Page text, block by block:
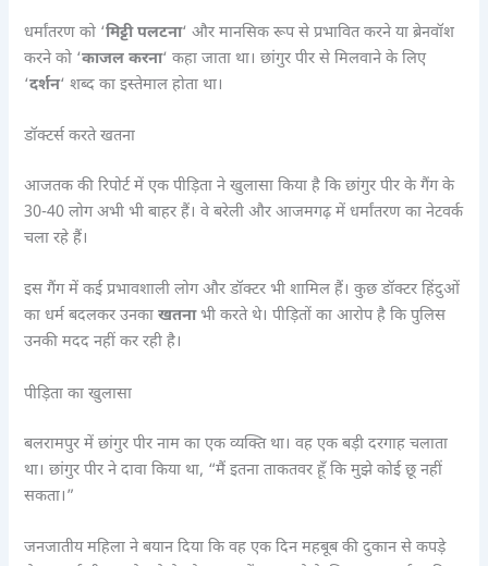
धर्मांतरण को ‘मिट्टी पलटना‘ और मानसिक रूप से प्रभावित करने या ब्रेनवॉश
करने को ‘काजल करना‘ कहा जाता था। छांगुर पीर से मिलवाने के लिए
‘दर्शन‘ शब्द का इस्तेमाल होता था।
डॉक्टर्स करते खतना
आजतक की रिपोर्ट में एक पीड़िता ने खुलासा किया है कि छांगुर पीर के गैंग के
30-40 लोग अभी भी बाहर हैं। वे बरेली और आजमगढ़ में धर्मांतरण का नेटवर्क
चला रहे हैं।
इस गैंग में कई प्रभावशाली लोग और डॉक्टर भी शामिल हैं। कुछ डॉक्टर हिंदुओं
का धर्म बदलकर उनकाखतनाभी करते थे। पीड़ितों का आरोप है कि पुलिस
उनकी मदद नहीं कर रही है।
पीड़िता का खुलासा
बलरामपुर में छांगुर पीर नाम का एक व्यक्ति था। वह एक बड़ी दरगाह चलाता
था। छांगुर पीर ने दावा किया था, “मैं इतना ताकतवर हूँ कि मुझे कोई छू नहीं
सकता।”
जनजातीय महिला ने बयान दिया कि वह एक दिन महबूब की दुकान से कपड़े